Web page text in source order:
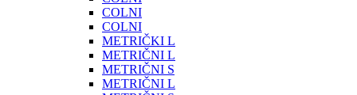
COLNI
COLNI
METRIČKI L
METRIČNI L
METRIČNI S
METRIČNI L